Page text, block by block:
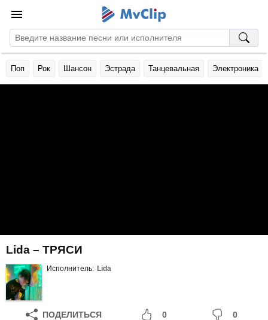
Поп Рок Шансон Эстрада Танцевальная Электроника
Lida – ТРЯСИ
Исполнитель: Lida
ПОДЕЛИТЬСЯ 0 0